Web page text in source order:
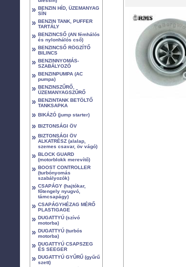
» BENZIN HÍD, ÜZEMANYAG
SÍN
» BENZIN TANK, PUFFER
TARTÁLY
» BENZINCSŐ (AN fémhálós
és nylonhálós cső)
» BENZINCSŐ RÖGZÍTŐ
BILINCS
» BENZINNYOMÁS-
SZABÁLYOZÓ
» BENZINPUMPA (AC
pumpa)
» BENZINSZŰRŐ,
ÜZEMANYAGSZŰRŐ
» BENZINTANK BETÖLTŐ
TANKSAPKA
» BIKÁZÓ (jump starter)
» BIZTONSÁGI ÖV
» BIZTONSÁGI ÖV
ALKATRÉSZ (alalap,
szemes csavar, öv vágó)
» BLOCK GUARD
(motorblokk merevítő)
» BOOST CONTROLLER
(turbónyomás
szabályozók)
» CSAPÁGY (hajtókar,
főtengely nyugvó,
támcsapágy)
» CSAPÁGYHÉZAG MÉRŐ
PLASTIGAGE
» DUGATTYÚ (szívó
motorba)
» DUGATTYÚ (turbós
motorba)
» DUGATTYÚ CSAPSZEG
ÉS SEEGER
» DUGATTYÚ GYŰRŰ (gyűrű
szett)